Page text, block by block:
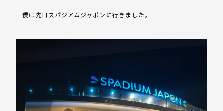
僕は先日スパジアムジャポンに行きました。